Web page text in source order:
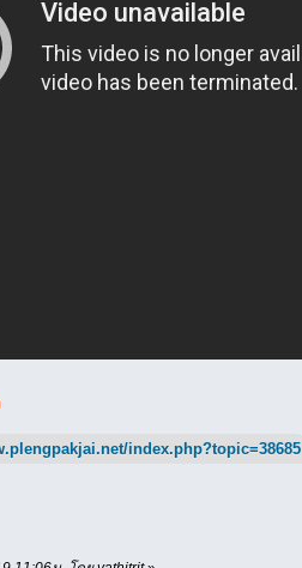
index.php?topic=38685